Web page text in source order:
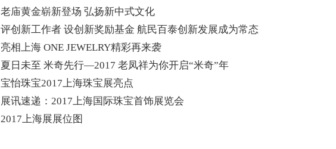
老庙黄金崭新登场 弘扬新中式文化
评创新工作者 设创新奖励基金 航民百泰创新发展成为常态
亮相上海 ONE JEWELRY精彩再来袭
夏日未至 米奇先行—2017 老凤祥为你开启“米奇”年
宝怡珠宝2017上海珠宝展亮点
展讯速递：2017上海国际珠宝首饰展览会
2017上海展展位图